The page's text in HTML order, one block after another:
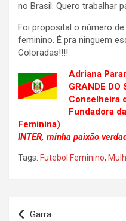
no Brasil. Quero trabalhar
Foi proposital o número
feminino. É pra ninguem
Coloradas!!!!
Adriana
GRANDE DO
Conselheira
Fundadora
Feminina)
INTER, minha paixão
Tags: Futebol Feminino,
Navegação
Garra